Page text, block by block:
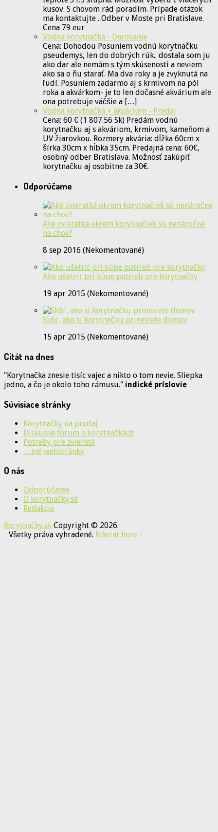
kusov. S chovom rád poradím. Prípade otázok
ma kontaktujte . Odber v Moste pri Bratislave.
Cena 79 eur
Vodná korytnačka - Darovanie
Cena: Dohodou Posuniem vodnú korytnačku
pseudemys, len do dobrých rúk.. dostala som ju
ako dar ale nemám s tým skúsenosti a neviem
ako sa o ňu starať. Ma dva roky a je zvyknutá na
ľudí. Posuniem zadarmo aj s krmivom na pól
roka a akvárkom- je to len dočasné akvárium ale
ona potrebuje väčšie a […]
Vodná korytnačka + akvárium - Predaj
Cena: 60 € (1 807.56 Sk) Predám vodnú
korytnačku aj s akváriom, krmivom, kameňom a
UV žiarovkou. Rozmery akvária: dĺžka 60cm x
šírka 30cm x hĺbka 35cm. Predajná cena: 60€,
osobný odber Bratislava. Možnosť zakúpiť
korytnačku aj osobitne za 30€.
Odporúčame
Aké zvieratká okrem korytnačiek sú nenáročné
na chov?
8 sep 2016 (Nekomentované)
Ako ušetriť pri kúpe potrieb pre korytnačky
19 apr 2015 (Nekomentované)
Skôr, ako si korytnačku prinesiete domov
15 apr 2015 (Nekomentované)
Citát na dnes
"Korytnačka znesie tisíc vajec a nikto o tom nevie. Sliepka
jedno, a čo je okolo toho rámusu." indické príslovie
Súvisiace stránky
Korytnačky na predaj
Diskusné fórum o korytnačkách
Potreby pre zvieratá
…iné webstránky
O nás
Odporúčame
O korytnačky.sk
Redakcia
Korytnačky.sk Copyright © 2026.
Všetky práva vyhradené. Návrat hore ↑